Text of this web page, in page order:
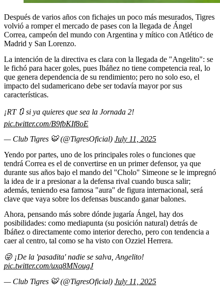
Después de varios años con fichajes un poco más mesurados, Tigres
volvió a romper el mercado de pases con la llegada de Ángel
Correa, campeón del mundo con Argentina y mítico con Atlético de
Madrid y San Lorenzo.
La intención de la directiva es clara con la llegada de "Angelito": se
le fichó para hacer goles, pues Ibáñez no tiene competencia real, lo
que genera dependencia de su rendimiento; pero no solo eso, el
impacto del sudamericano debe ser todavía mayor por sus
características.
¡RT 🔃 si ya quieres que sea la Jornada 2!
pic.twitter.com/B9fbKIf8oE
— Club Tigres 🐯 (@TigresOficial) July 11, 2025
Yendo por partes, uno de los principales roles o funciones que
tendrá Correa es el de convertirse en un primer defensor, ya que
durante sus años bajo el mando del "Cholo" Simeone se le impregnó
la idea de ir a presionar a la defensa rival cuando busca salir;
además, teniendo esa famosa "aura" de figura internacional, será
clave que vaya sobre los defensas buscando ganar balones.
Ahora, pensando más sobre dónde jugaría Ángel, hay dos
posibilidades: como mediapunta (su posición natural) detrás de
Ibáñez o directamente como interior derecho, pero con tendencia a
caer al centro, tal como se ha visto con Ozziel Herrera.
😜 ¡De la 'pasadita' nadie se salva, Angelito!
pic.twitter.com/uxq8MNougJ
— Club Tigres 🐯 (@TigresOficial) July 11, 2025